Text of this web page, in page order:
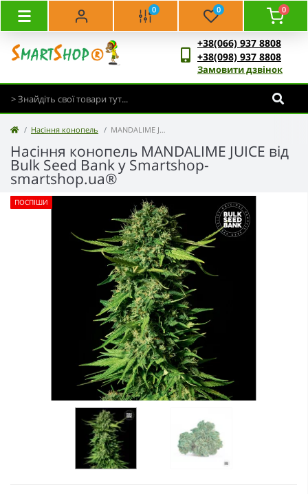
0 0 0
+38(066) 937 8808
+38(098) 937 8808
Замовити дзвінок
Насіння конопель MANDALIME JUICE - Bulk Seed Bank
Насіння конопель MANDALIME JUICE від
Bulk Seed Bank у Smartshop-
smartshop.ua®
ПОСПІШИ